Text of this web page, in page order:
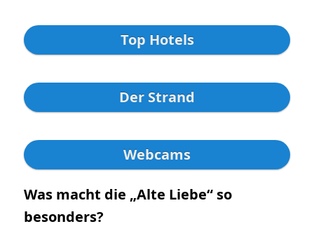
Top Hotels
Der Strand
Webcams
Was macht die „Alte Liebe“ so
besonders?